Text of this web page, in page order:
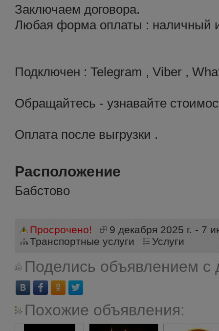
Заключаем договора.
Любая форма оплаты : наличный
Подключен : Telegram , Viber ,
Обращайтесь - узнавайте
Оплата после выгрузки .
Расположение
Бабстово
Просрочено!
9 декабря 2025 г. - 7
Транспортные услуги
Услуги
Поделись объявлением с
Похожие объявления: